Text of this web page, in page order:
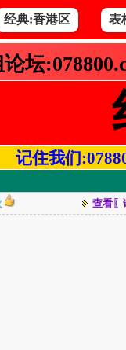
经典:香港区 表
论坛
记住我们
查看〖